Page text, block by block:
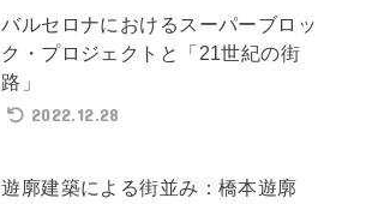
バルセロナにおけるスーパーブロッ
ク・プロジェクトと「21世紀の街
路」
2022.12.28
遊廓建築による街並み：橋本遊廓